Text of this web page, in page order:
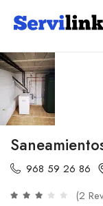
968 59 26 86
(2